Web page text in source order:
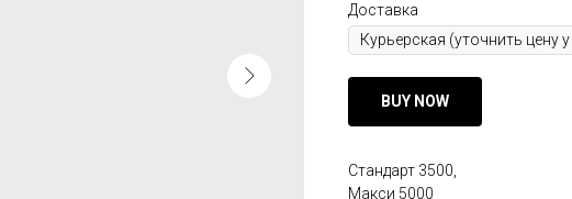
Доставка
BUY NOW
Стандарт 3500,
Макси 5000